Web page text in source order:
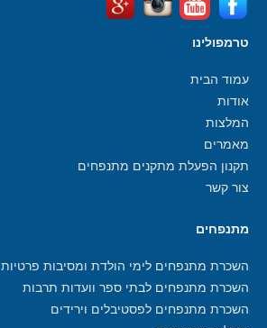
טרמפולינו
עמוד הבית
אודות
המלצות
מאמרים
תקנון הפעלת מתקנים מתנפחים
צור קשר
מתנפחים
השכרת מתנפחים לימי הולדת ומסיבות פרטיות
השכרת מתנפחים לבתי ספר וועדות תרבות
השכרת מתנפחים לפסטיבלים וירידים